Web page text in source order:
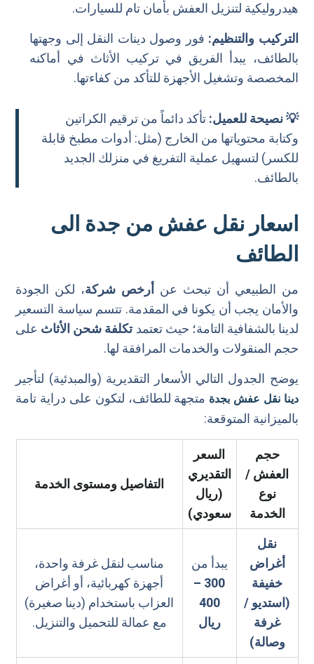
هيدروليكية لتنزيل العفش بأمان تام للسيارات.
التركيب والتنظيم: فور وصول دينات النقل إلى وجهتها
بالطائف، يبدأ الفريق في تركيب الأثاث في أماكنه
المخصصة وتشغيل الأجهزة للتأكد من كفاءتها.
💡 نصيحة للعميل: تأكد دائماً من ترقيم الكراتين
وكتابة محتوياتها من الخارج (مثل: أدوات مطبخ قابلة
للكسر) لتسهيل عملية التفريغ في منزلك الجديد
بالطائف.
اسعار نقل عفش من جدة الى
الطائف
من الطبيعي أن تبحث عن أرخص شركة، لكن الجودة
والأمان يجب أن يكونا في المقدمة. تتسم سياسة التسعير
لدينا بالشفافية التامة؛ حيث تعتمدتكلفة شحن الأثاث على
حجم المنقولات والخدمات المرافقة لها.
يوضح الجدول التالي الأسعار التقديرية (والمبدئية) لتأجير
دينا نقل عفش بجدة متجهة للطائف، لتكون على دراية تامة
بالميزانية المتوقعة:
حجم
العفش /
نوع
الخدمة
السعر
التقديري
(ريال
سعودي)
التفاصيل ومستوى الخدمة
نقل
أغراض
خفيفة
(استديو /
غرفة
وصالة)
يبدأ من
300 –
400
ريال
مناسب لنقل غرفة واحدة،
أجهزة كهربائية، أو أغراض
العزاب باستخدام (دينا صغيرة)
مع عمالة للتحميل والتنزيل.